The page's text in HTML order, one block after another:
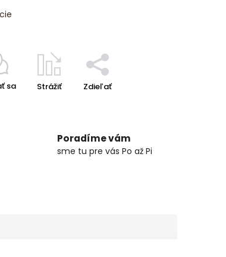
sa Strážiť Zdieľať
Poradíme vám
sme tu pre vás Po až Pi